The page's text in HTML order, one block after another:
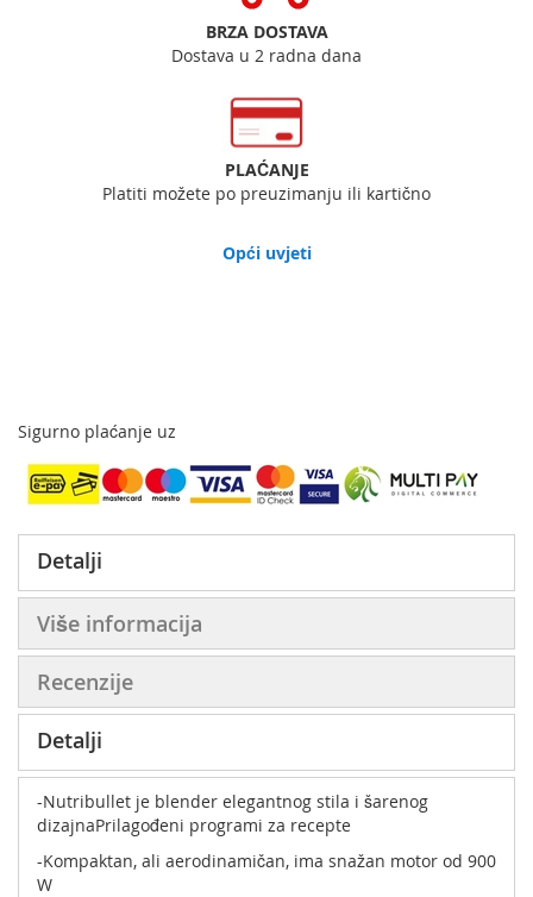
BRZA DOSTAVA
Dostava u 2 radna dana
PLAĆANJE
Platiti možete po preuzimanju ili kartično
Opći uvjeti
Sigurno plaćanje uz
Detalji
Više informacija
Recenzije
Detalji
-Nutribullet je blender elegantnog stila i šarenog
dizajnaPrilagođeni programi za recepte
-Kompaktan, ali aerodinamičan, ima snažan motor od 900
W